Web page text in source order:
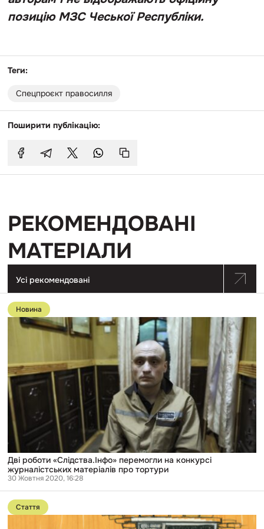
позицію МЗС Чеської Республіки.
Теги:
Спецпроєкт правосилля
Поширити публікацію:
РЕКОМЕНДОВАНІ
МАТЕРІАЛИ
Усі рекомендовані
Перейти
до
публікації
на
конкурсі
журналістських
матеріалів
про
тортури
Новина
Дві роботи «Слідства.Інфо» перемогли на конкурсі
журналістських матеріалів про тортури
30 Жовтня 2020, 16:28
Перейти
до
публікації
Стаття